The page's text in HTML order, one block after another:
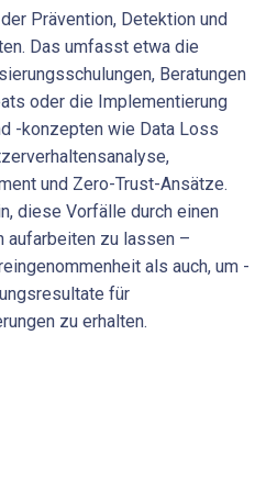
Prävention, Detektion und
Das umfasst etwa die
Beratungen
oder die Implementierung
-konzepten wie Data Loss
und Zero-Trust-Ansätze.
diese Vorfälle durch einen
aufarbeiten zu lassen –
als auch, um
für
zu erhalten.